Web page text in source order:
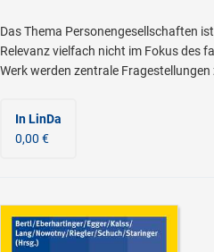
Das Thema Personengesellschaften
Relevanz vielfach nicht im Fokus des
Werk werden zentrale Fragestellungen
In LinDa
0,00 €